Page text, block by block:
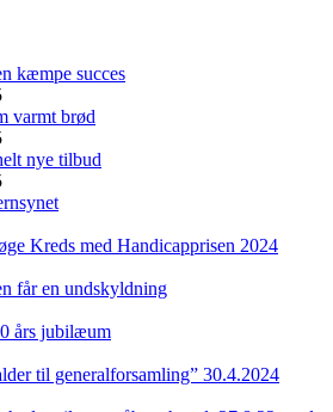
kæmpe succes
varmt brød
nye tilbud
Kreds med Handicapprisen 2024
får en undskyldning
års jubilæum
til generalforsamling” 30.4.2024